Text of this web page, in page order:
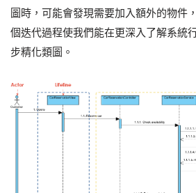
圖時，可能會發現需要加入額外的物件
個迭代過程使我們能在更深入了解系統
步精化類圖。